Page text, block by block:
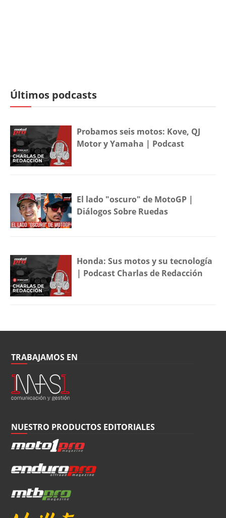
Últimos podcasts
Probamos seis motos: Kove, QJ
Motor y Yamaha | Podcast
El lado "oscuro" de MotoGP |
Diálogos Sobre Ruedas
Honda: Sus motos y su tecnología
| Podcast Charlas de Redacción
TRABAJAMOS EN
NUESTRO PRODUCTOS EDITORIALES